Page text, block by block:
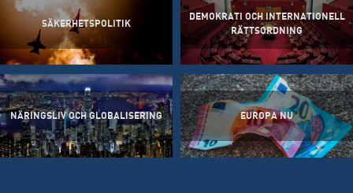
SÄKERHETSPOLITIK
DEMOKRATI OCH INTERNATIONELL
RÄTTSORDNING
NÄRINGSLIV OCH GLOBALISERING EUROPA NU